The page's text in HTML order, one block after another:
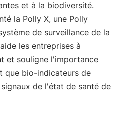
et à la biodiversité.
la Polly X, une Polly
de surveillance de la
les entreprises à
et souligne l'importance
que bio-indicateurs de
de l'état de santé de